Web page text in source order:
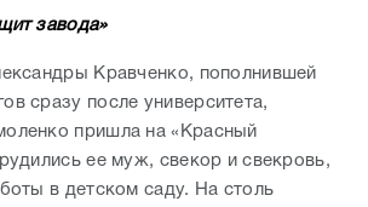
завода»
Кравченко, пополнившей
сразу после университета,
пришла на «Красный
ее муж, свекор и свекровь,
в детском саду. На столь